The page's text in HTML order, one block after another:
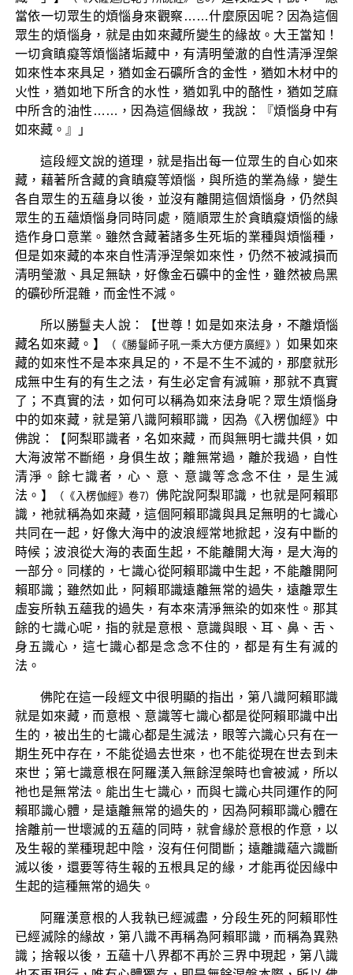
當依一切眾生的煩惱身來觀察……什麼原因呢？因為這個
眾生的煩惱身，就是由如來藏所變生的緣故。大王當知！
一切貪瞋癡等煩惱諸垢藏中，有清明瑩澈的自性清淨涅槃
如來性本來具足，猶如金石礦所含的金性，猶如木材中的
火性，猶如地下所含的水性，猶如乳中的酪性，猶如芝麻
中所含的油性……，因為這個緣故，我說：『煩惱身中有
如來藏。』」
這段經文說的道理，就是指出每一位眾生的自心如來
藏，藉著所含藏的貪瞋癡等煩惱，與所造的業為緣，變生
各自眾生的五蘊身以後，並沒有離開這個煩惱身，仍然與
眾生的五蘊煩惱身同時同處，隨順眾生於貪瞋癡煩惱的緣
造作身口意業。雖然含藏著諸多生死垢的業種與煩惱種，
但是如來藏的本來自性清淨涅槃如來性，仍然不被減損而
清明瑩澈、具足無缺，好像金石礦中的金性，雖然被烏黑
的礦砂所混雜，而金性不減。
所以勝鬘夫人說：【世尊！如是如來法身，不離煩惱
藏名如來藏。】
（《勝鬘師子吼一乘大方便方廣經》） 如果如來
藏的如來性不是本來具足的，不是不生不滅的，那麼就形
成無中生有的有生之法，有生必定會有滅嘛，那就不真實
了；不真實的法，如何可以稱為如來法身呢？眾生煩惱身
中的如來藏，就是第八識阿賴耶識，因為《入楞伽經》中
佛說：【阿梨耶識者，名如來藏，而與無明七識共俱，如
大海波常不斷絕，身俱生故；離無常過，離於我過，自性
清淨。餘七識者，心、意、意識等念念不住，是生滅
法。】
（《入楞伽經》卷7）佛陀說阿梨耶識，也就是阿賴耶
識，祂就稱為如來藏，這個阿賴耶識與具足無明的七識心
共同在一起，好像大海中的波浪經常地掀起，沒有中斷的
時候；波浪從大海的表面生起，不能離開大海，是大海的
一部分。同樣的，七識心從阿賴耶識中生起，不能離開阿
賴耶識；雖然如此，阿賴耶識遠離無常的過失，遠離眾生
虛妄所執五蘊我的過失，有本來清淨無染的如來性。那其
餘的七識心呢，指的就是意根、意識與眼、耳、鼻、舌、
身五識心，這七識心都是念念不住的，都是有生有滅的
法。
佛陀在這一段經文中很明顯的指出，第八識阿賴耶識
就是如來藏，而意根、意識等七識心都是從阿賴耶識中出
生的，被出生的七識心都是生滅法，眼等六識心只有在一
期生死中存在，不能從過去世來，也不能從現在世去到未
來世；第七識意根在阿羅漢入無餘涅槃時也會被滅，所以
祂也是無常法。能出生七識心，而與七識心共同運作的阿
賴耶識心體，是遠離無常的過失的，因為阿賴耶識心體在
捨離前一世壞滅的五蘊的同時，就會緣於意根的作意，以
及生報的業種現起中陰，沒有任何間斷；遠離識蘊六識斷
滅以後，還要等待生報的五根具足的緣，才能再從因緣中
生起的這種無常的過失。
阿羅漢意根的人我執已經滅盡，分段生死的阿賴耶性
已經滅除的緣故，第八識不再稱為阿賴耶識，而稱為異熟
識；捨報以後，五蘊十八界都不再於三界中現起，第八識